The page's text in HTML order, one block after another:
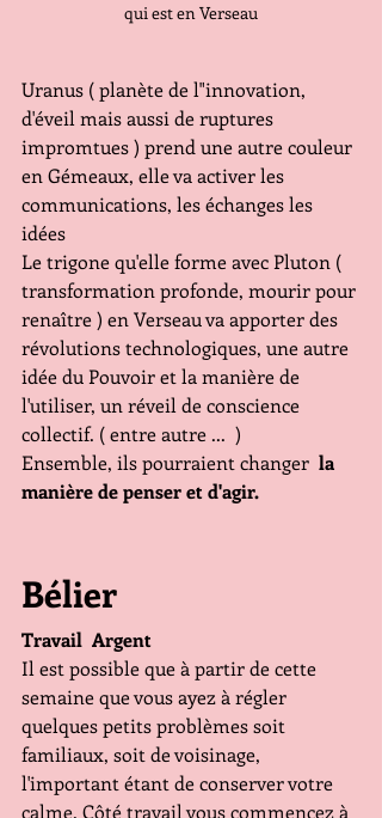
qui est en Verseau
Uranus ( planète de l"innovation,
d'éveil mais aussi de ruptures
impromtues ) prend une autre couleur
en Gémeaux, elle va activer les
communications, les échanges les
idées
Le trigone qu'elle forme avec Pluton (
transformation profonde, mourir pour
renaître ) en Verseau va apporter des
révolutions technologiques, une autre
idée du Pouvoir et la manière de
l'utiliser, un réveil de conscience
collectif. ( entre autre ...  )
Ensemble, ils pourraient changer la
manière de penser et d'agir.
Bélier
Travail  Argent
Il est possible que à partir de cette
semaine que vous ayez à régler
quelques petits problèmes soit
familiaux, soit de voisinage,
l'important étant de conserver votre
calme. Côté travail vous commencez à